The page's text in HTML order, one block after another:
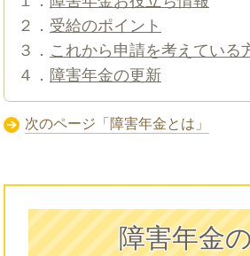
２． 受給のポイント
３． これから申請を考えている
４． 障害年金の更新
次のページ「障害年金とは」
障害年金